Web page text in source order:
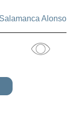
Alonso